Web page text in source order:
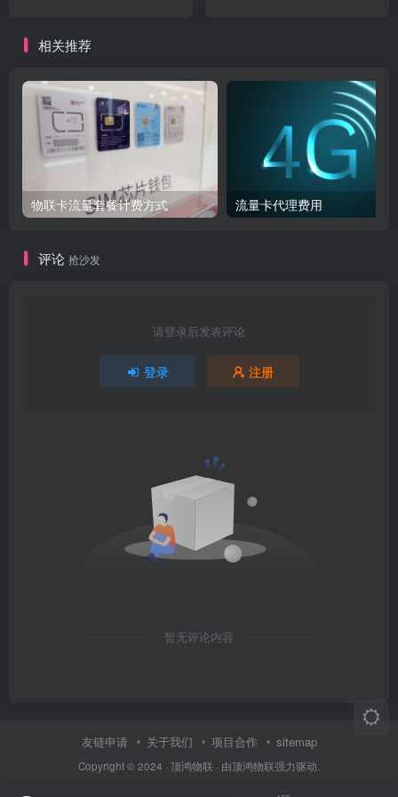
相关推荐
物联卡流量套餐计费方式 流量卡代理费用
评论 抢沙发
请登录后发表评论
登录 注册
暂无评论内容
友链申请 关于我们 项目合作 sitemap
Copyright © 2024 · 顶鸿物联 · 由顶鸿物联强力驱动.